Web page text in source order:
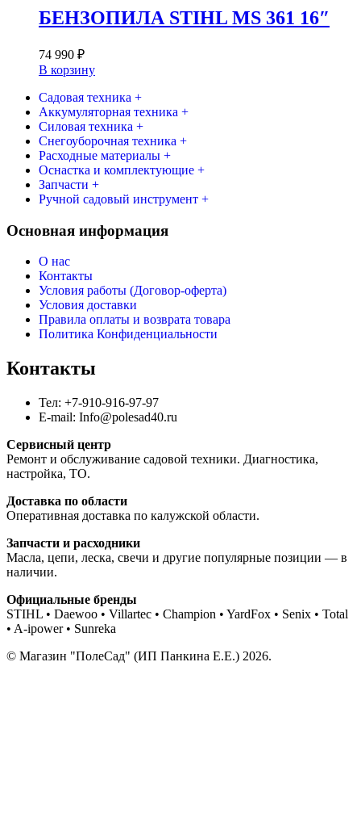
БЕНЗОПИЛА STIHL MS 361 16″
74 990 ₽
В корзину
Садовая техника +
Аккумуляторная техника +
Силовая техника +
Снегоуборочная техника +
Расходные материалы +
Оснастка и комплектующие +
Запчасти +
Ручной садовый инструмент +
Основная информация
О нас
Контакты
Условия работы (Договор-оферта)
Условия доставки
Правила оплаты и возврата товара
Политика Конфиденциальности
Контакты
Тел: +7-910-916-97-97
E-mail: Info@polesad40.ru
Сервисный центр
Ремонт и обслуживание садовой техники. Диагностика,
настройка, ТО.
Доставка по области
Оперативная доставка по калужской области.
Запчасти и расходники
Масла, цепи, леска, свечи и другие популярные позиции — в
наличии.
Официальные бренды
STIHL • Daewoo • Villartec • Champion • YardFox • Senix • Total
• A-ipower • Sunreka
© Магазин "ПолеСад" (ИП Панкина Е.Е.) 2026.